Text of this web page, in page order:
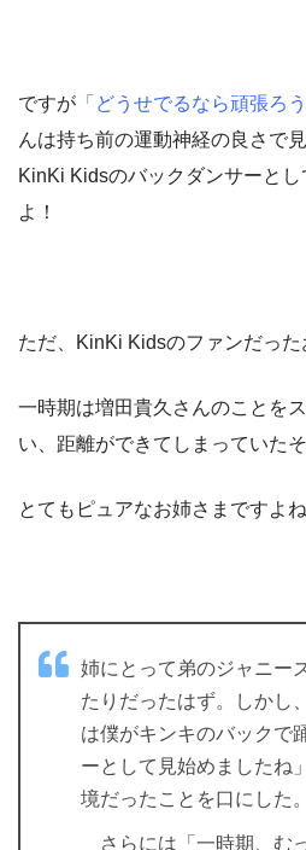
ですが 「どうせでるなら頑張ろう
んは持ち前の運動神経の良さで
KinKi Kidsのバックダンサーと
よ ！
ただ、 KinKi Kidsのファンだった
一時期は増田貴久さんのことを
い、距離ができてしまっていたそ
とてもピュアなお姉さまですよね
姉にとって弟のジャニー
たりだったはず。しかし
は僕がキンキのバックで
ーとして見始めましたね
境だったことを口にした。
さらには「一時期、む